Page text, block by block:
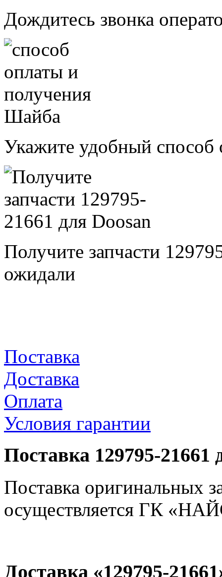
Дождитесь звонка
Укажите удобный
Получите запчасти
ожидали
Поставка
Доставка
Оплата
Условия гарантии
Поставка 129795-21661
Поставка оригинальных
осуществляется ГК
Доставка «129795-